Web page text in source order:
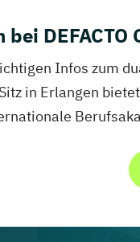
DEFACTO
Infos zum
Sitz in Erlangen